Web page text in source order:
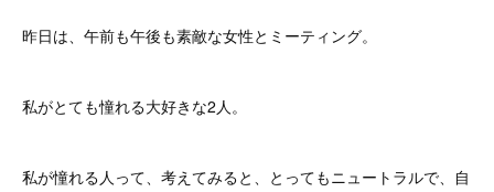
昨日は、午前も午後も素敵な女性とミーティング。
私がとても憧れる大好きな2人。
私が憧れる人って、考えてみると、とってもニュートラルで、自